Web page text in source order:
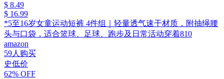
$ 8.49
$ 16.99
*5至16岁女童运动短裤 4件组｜轻量透气速干材质，附抽绳腰
头与口袋，适合篮球、足球、跑步及日常活动穿着810
amazon
59人购买
史低价
62% OFF